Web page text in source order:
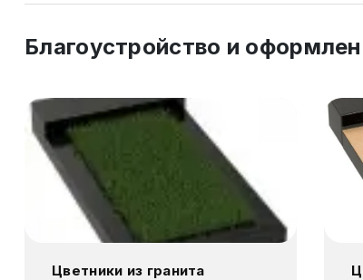
Благоустройство и
Цветники из гранита